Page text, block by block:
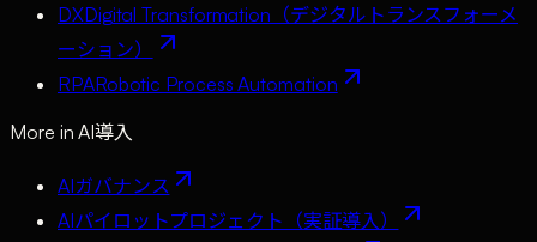
DXDigital Transformation（デジタルトランスフォーメ
ーション）
RPARobotic Process Automation
More inAI導入
AIガバナンス
AIパイロットプロジェクト（実証導入）